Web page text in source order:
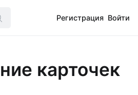
Регистрация Войти
карточек